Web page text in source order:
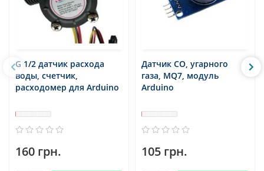
G 1/2 датчик расхода
воды, счетчик,
расходомер для Arduino
160 грн.
Датчик CO, угарного
газа, MQ7, модуль
Arduino
105 грн.